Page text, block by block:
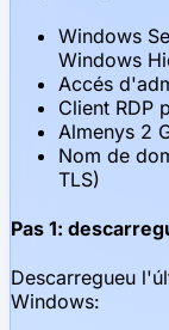
Windows
Windows
Accés
Client RDP
Almenys 2
Nom de
TLS)
Pas 1:
Descarregueu
Windows: